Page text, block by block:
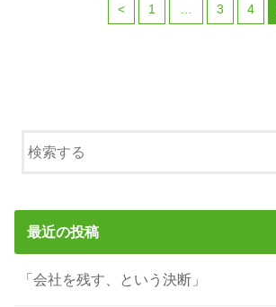
< 1 3 4
最近の投稿
「会社を残す、という決断」